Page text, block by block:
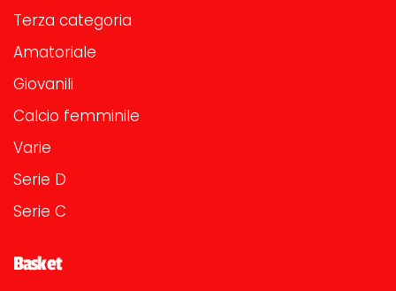
Terza categoria
Amatoriale
Giovanili
Calcio femminile
Varie
Serie D
Serie C
Basket